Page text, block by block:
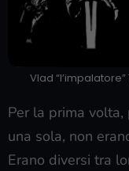
Vlad
Per la prima
una sola, non
Erano diversi tra